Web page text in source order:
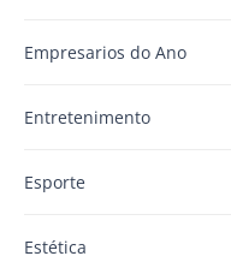
Empresarios do Ano
Entretenimento
Esporte
Estética